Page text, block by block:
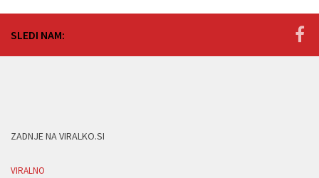
SLEDI NAM:
ZADNJE NA VIRALKO.SI
VIRALNO